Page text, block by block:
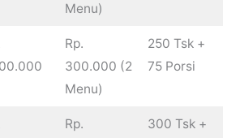
Menu)
Rp.
300.000 (2
Menu)
250 Tsk +
75 Porsi
Rp.
300 Tsk +